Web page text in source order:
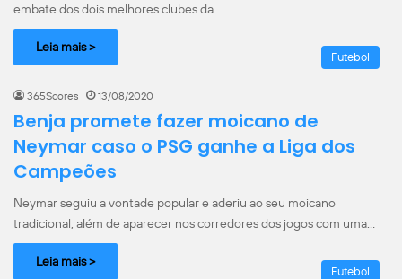
embate dos dois melhores clubes da…
Leia mais >
Futebol
365Scores 13/08/2020
Benja promete fazer moicano de
Neymar caso o PSG ganhe a Liga dos
Campeões
Neymar seguiu a vontade popular e aderiu ao seu moicano
tradicional, além de aparecer nos corredores dos jogos com uma…
Leia mais >
Futebol